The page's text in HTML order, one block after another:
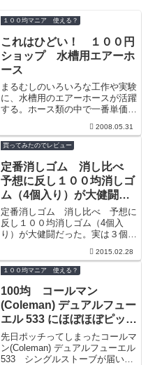
１００均マニア 使える？
これはひどい！ １００円
ショップ 水槽用エアーホ
ース
まるむしのいろいろな工作や実験
に、水槽用のエアーホースが活躍
する。ホース類の中で一番単価が
円～８０円ぐらいする。ところ
が！！ ５ｍ...
2008.05.31
買ってみたのでレビュー
定番消しゴム 消し比べ
予想に反し１００均消しゴ
ム（4個入り）が大健闘だ
った
定番消しゴム 消し比べ 予想に
反し１００均消しゴム（4個入
り）が大健闘だった。実は３個ほ
ちょっと大げさだ。＾＾；子供が
使っている消...
2015.02.28
１００均マニア 使える？
100均 コールマン
(Coleman) デュアルフュー
エル 533 にほぼほぼピッタ
リ？なケースを買ってみた
先日ポッチってしまったコールマ
ン(Coleman) デュアルフューエル
533 シングルストーブが届いた